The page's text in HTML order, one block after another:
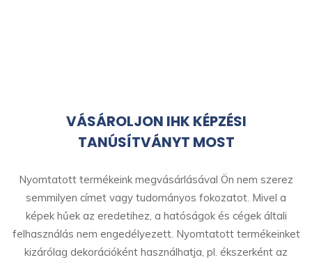
VÁSÁROLJON IHK KÉPZÉSI
TANÚSÍTVÁNYT MOST
Nyomtatott termékeink megvásárlásával Ön nem szerez
semmilyen címet vagy tudományos fokozatot. Mivel a
képek hűek az eredetihez, a hatóságok és cégek általi
felhasználás nem engedélyezett. Nyomtatott termékeinket
kizárólag dekorációként használhatja, pl. ékszerként az